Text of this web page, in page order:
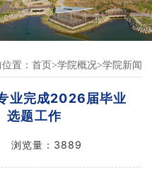
置： 首页 学院概况 学院新闻
业完成2026届毕业
选题工作
浏览量： 3889